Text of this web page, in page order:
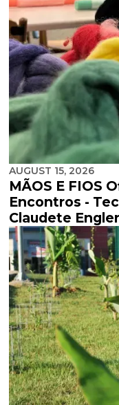
AUGUST 15, 2026
MÃOS E FIOS
Encontros -
Claudete